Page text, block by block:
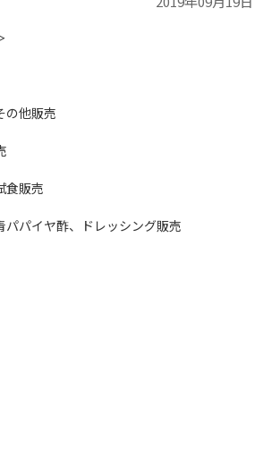
の他販売
食販売
パイヤ酢、ドレッシング販売